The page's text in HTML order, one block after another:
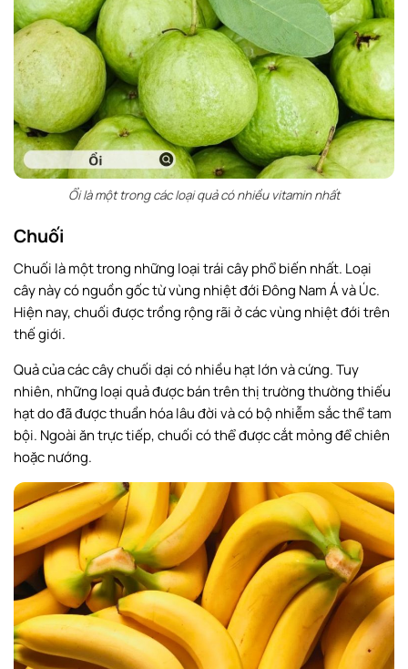
Ổi là một trong các loại quả có nhiều vitamin nhất
Chuối
Chuối là một trong những loại trái cây phổ biến nhất. Loại
cây này có nguồn gốc từ vùng nhiệt đới Đông Nam Á và Úc.
Hiện nay, chuối được trồng rộng rãi ở các vùng nhiệt đới trên
thế giới.
Quả của các cây chuối dại có nhiều hạt lớn và cứng. Tuy
nhiên, những loại quả được bán trên thị trường thường thiếu
hạt do đã được thuần hóa lâu đời và có bộ nhiễm sắc thể tam
bội. Ngoài ăn trực tiếp, chuối có thể được cắt mỏng để chiên
hoặc nướng.